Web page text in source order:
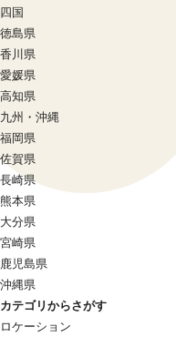
四国
徳島県
香川県
愛媛県
高知県
九州・沖縄
福岡県
佐賀県
長崎県
熊本県
大分県
宮崎県
鹿児島県
沖縄県
カテゴリからさがす
ロケーション